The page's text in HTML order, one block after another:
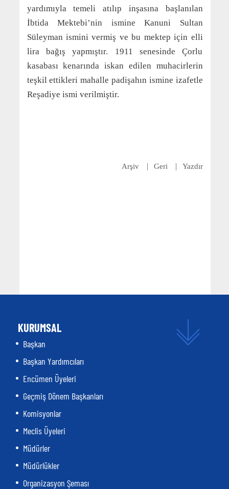
yardımıyla temeli atılıp inşasına başlanılan
İbtida Mektebi’nin ismine Kanuni Sultan
Süleyman ismini vermiş ve bu mektep için elli
lira bağış yapmıştır. 1911 senesinde Çorlu
kasabası kenarında iskan edilen muhacirlerin
teşkil ettikleri mahalle padişahın ismine izafetle
Reşadiye ismi verilmiştir.
Arşiv Geri Yazdır
KURUMSAL
Başkan
Başkan Yardımcıları
Encümen Üyeleri
Geçmiş Dönem Başkanları
Komisyonlar
Meclis Üyeleri
Müdürler
Müdürlükler
Organizasyon Şeması